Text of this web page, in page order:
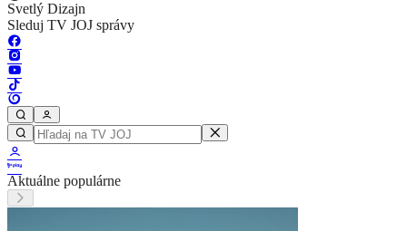
Svetlý Dizajn
Sleduj TV JOJ správy
Aktuálne populárne